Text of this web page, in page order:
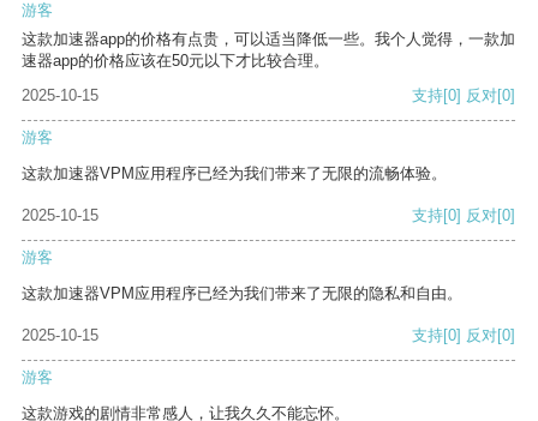
游客
这款加速器app的价格有点贵，可以适当降低一些。我个人觉得，一款加
速器app的价格应该在50元以下才比较合理。
2025-10-15
支持[0] 反对[0]
游客
这款加速器VPM应用程序已经为我们带来了无限的流畅体验。
2025-10-15 支持[0] 反对[0]
游客
这款加速器VPM应用程序已经为我们带来了无限的隐私和自由。
2025-10-15 支持[0] 反对[0]
游客
这款游戏的剧情非常感人，让我久久不能忘怀。